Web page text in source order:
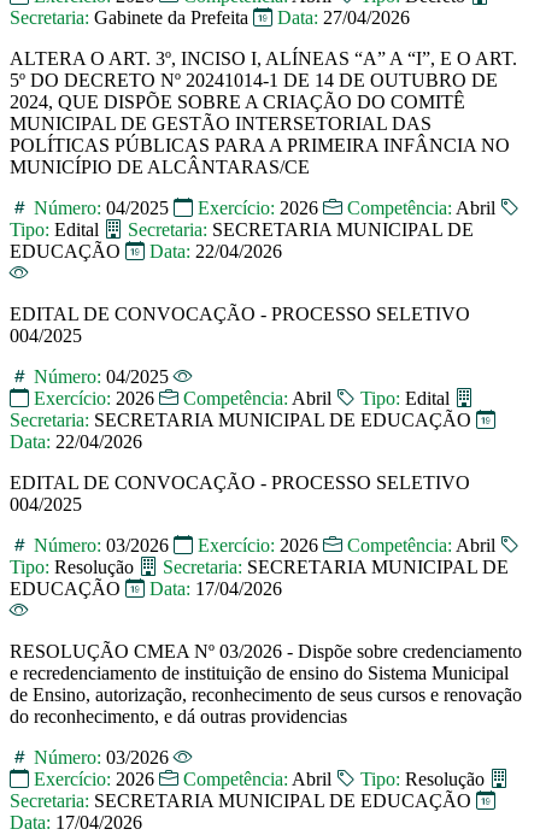
Secretaria: Gabinete da Prefeita Data: 27/04/2026
ALTERA O ART. 3º, INCISO I, ALÍNEAS “A” A “I”, E O ART.
5º DO DECRETO Nº 20241014-1 DE 14 DE OUTUBRO DE
2024, QUE DISPÕE SOBRE A CRIAÇÃO DO COMITÊ
MUNICIPAL DE GESTÃO INTERSETORIAL DAS
POLÍTICAS PÚBLICAS PARA A PRIMEIRA INFÂNCIA NO
MUNICÍPIO DE ALCÂNTARAS/CE
Número: 04/2025 Exercício: 2026 Competência: Abril
Tipo: Edital Secretaria: SECRETARIA MUNICIPAL DE
EDUCAÇÃO
Data: 22/04/2026
EDITAL DE CONVOCAÇÃO - PROCESSO SELETIVO
004/2025
Número: 04/2025
Exercício: 2026 Competência: Abril Tipo: Edital
Secretaria: SECRETARIA MUNICIPAL DE EDUCAÇÃO
Data: 22/04/2026
EDITAL DE CONVOCAÇÃO - PROCESSO SELETIVO
004/2025
Número: 03/2026 Exercício: 2026 Competência: Abril
Tipo: Resolução Secretaria: SECRETARIA MUNICIPAL DE
EDUCAÇÃO
Data: 17/04/2026
RESOLUÇÃO CMEA Nº 03/2026 - Dispõe sobre credenciamento
e recredenciamento de instituição de ensino do Sistema Municipal
de Ensino, autorização, reconhecimento de seus cursos e renovação
do reconhecimento, e dá outras providencias
Número: 03/2026
Exercício: 2026 Competência: Abril Tipo: Resolução
Secretaria: SECRETARIA MUNICIPAL DE EDUCAÇÃO
Data: 17/04/2026